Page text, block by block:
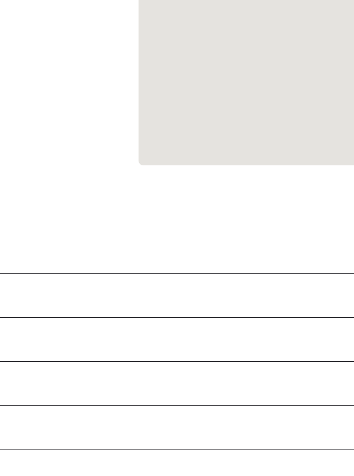
Salzburg Wien
Tartu maakond